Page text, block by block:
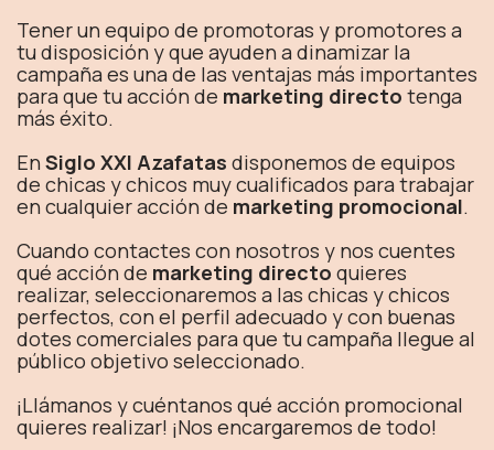
Tener un equipo de promotoras y promotores a
tu disposición y que ayuden a dinamizar la
campaña es una de las ventajas más importantes
para que tu acción de marketing directo tenga
más éxito.
EnSiglo XXI Azafatas disponemos de equipos
de chicas y chicos muy cualificados para trabajar
en cualquier acción de marketing promocional.
Cuando contactes con nosotros y nos cuentes
qué acción de marketing directo quieres
realizar, seleccionaremos a las chicas y chicos
perfectos, con el perfil adecuado y con buenas
dotes comerciales para que tu campaña llegue al
público objetivo seleccionado.
¡Llámanos y cuéntanos qué acción promocional
quieres realizar! ¡Nos encargaremos de todo!